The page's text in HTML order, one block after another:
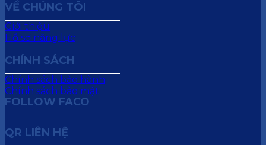
VỀ CHÚNG TÔI
Giới thiệu
Hồ sơ năng lực
CHÍNH SÁCH
Chính sách bảo hành
Chính sách bảo mật
FOLLOW FACO
QR LIÊN HỆ